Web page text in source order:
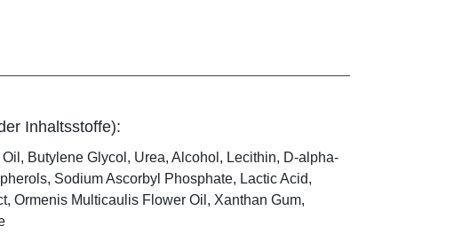
Inhaltsstoffe):
Butylene Glycol, Urea, Alcohol, Lecithin, D-alpha-
Sodium Ascorbyl Phosphate, Lactic Acid,
Ormenis Multicaulis Flower Oil, Xanthan Gum,